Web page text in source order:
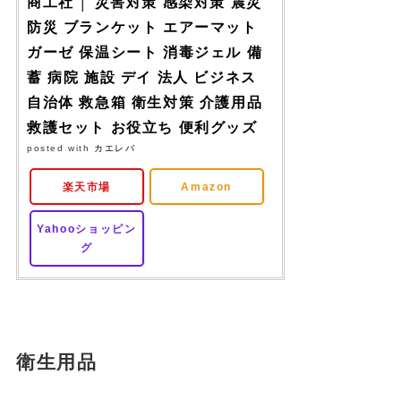
防災 ブランケット エアーマット
ガーゼ 保温シート 消毒ジェル 備
蓄 病院 施設 デイ 法人 ビジネス
自治体 救急箱 衛生対策 介護用品
救護セット お役立ち 便利グッズ
posted with カエレバ
楽天市場 Amazon
Yahooショッピン
グ
衛生用品